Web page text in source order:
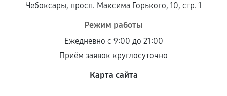
Чебоксары, просп. Максима Горького, 10, стр. 1
Режим работы
Ежедневно с 9:00 до 21:00
Приём заявок круглосуточно
Карта сайта